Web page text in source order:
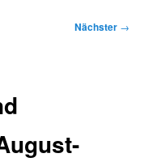
Nächster →